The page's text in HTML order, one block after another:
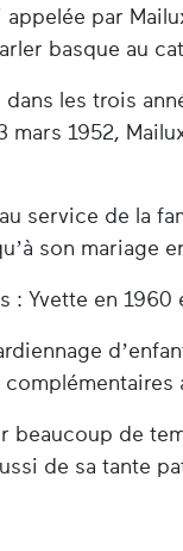
par
basque au
les trois
mars 1952,
service de la
son mariage
: Yvette en 1960
beaucoup de
de sa tante